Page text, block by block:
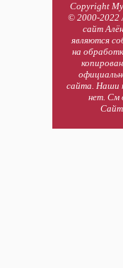
Copyright
© 2000-2022
сайт
являются
на
сайта. Наши
нет. См
Сайт